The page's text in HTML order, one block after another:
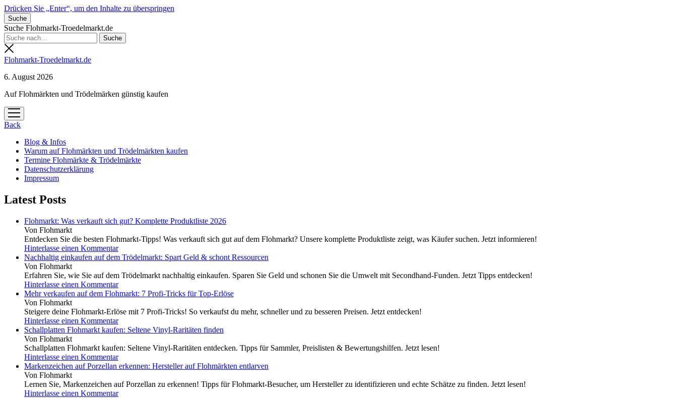
Drücken Sie „Enter“, um den Inhalte zu überspringen
Suche
Suche Flohmarkt-Troedelmarkt.de
Flohmarkt-Troedelmarkt.de
6. August 2026
Auf Flohmärkten und Trödelmärken günstig kaufen
Menü
öffnen
Back
Blog & Infos
Warum auf Flohmärkten und Trödelmärkten kaufen
Termine Flohmärkte & Trödelmärkte
Datenschutzerklärung
Impressum
Latest Posts
Flohmarkt: Was verkauft sich gut? Komplette Produktliste 2026
Von Flohmarkt
Entdecken Sie die besten Flohmarkt-Tipps! Was verkauft sich gut auf dem Flohmarkt? Unsere komplette Produktliste zeigt, was Käufer suchen. Jetzt informieren!
Hinterlasse einen Kommentar
Nachhaltig einkaufen auf dem Trödelmarkt: Spart Geld & schont Ressourcen
Von Flohmarkt
Erfahren Sie, wie Sie auf dem Trödelmarkt nachhaltig einkaufen. Sparen Sie Geld und schonen Sie die Umwelt mit Secondhand-Funden. Jetzt Tipps entdecken!
Hinterlasse einen Kommentar
Mehr verkaufen auf dem Flohmarkt: 7 Profi-Tricks für Top-Erlöse
Von Flohmarkt
Steigere deine Flohmarkt-Erlöse mit 7 Profi-Tricks! So verkaufst du mehr, schneller und zu besseren Preisen. Jetzt entdecken!
Hinterlasse einen Kommentar
Schallplatten Flohmarkt kaufen: Seltene Vinyl-Raritäten finden
Von Flohmarkt
Schallplatten Flohmarkt kaufen: Seltene Vinyl-Raritäten entdecken. Tipps für Sammler, Preislisten & Bewertungshilfen. Jetzt lesen!
Hinterlasse einen Kommentar
Markenzeichen auf Porzellan erkennen: Hersteller auf Flohmärkten entlarven
Von Flohmarkt
Lernen Sie, Markenzeichen auf Porzellan zu erkennen! Tipps für Flohmarkt-Besucher, um Hersteller zu identifizieren und echte Schätze zu finden. Jetzt lesen!
Hinterlasse einen Kommentar